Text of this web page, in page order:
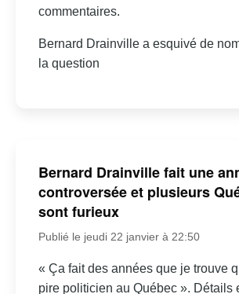
commentaires.
Bernard Drainville a esquivé de
la question
Bernard Drainville fait une
controversée et plusieurs
sont furieux
Publié le jeudi 22 janvier à 22:50
« Ça fait des années que je trouve
pire politicien au Québec ». Détails